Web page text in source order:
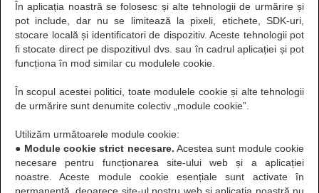
În aplicația noastră se folosesc și alte tehnologii de urmărire și
pot include, dar nu se limitează la pixeli, etichete, SDK-uri,
stocare locală și identificatori de dispozitiv. Aceste tehnologii pot
fi stocate direct pe dispozitivul dvs. sau în cadrul aplicației și pot
funcționa în mod similar cu modulele cookie.
În scopul acestei politici, toate modulele cookie și alte tehnologii
de urmărire sunt denumite colectiv „module cookie”.
Utilizăm următoarele module cookie:
● Module cookie strict necesare. Acestea sunt module cookie
necesare pentru funcționarea site-ului web și a aplicației
noastre. Aceste module cookie esențiale sunt activate în